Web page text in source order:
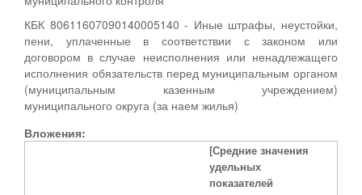
КБК 80611607090140005140 - Иные штрафы, неустойки,
пени, уплаченные в соответствии с законом или
договором в случае неисполнения или ненадлежащего
исполнения обязательств перед муниципальным органом
(муниципальным казенным учреждением)
муниципального округа (за наем жилья)
Вложения:
[Средние значения
удельных
показателей